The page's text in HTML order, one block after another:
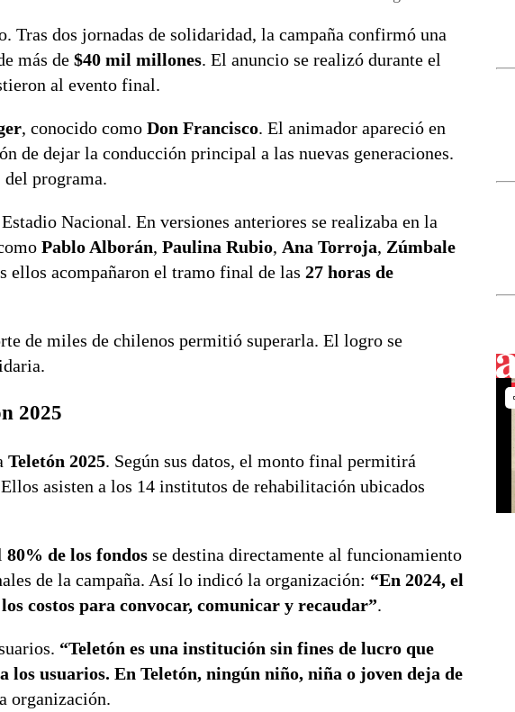
Tras dos jornadas de solidaridad, la campaña confirmó una
más de $40 mil millones. El anuncio se realizó durante el
al evento final.
, conocido como Don Francisco. El animador apareció en
de dejar la conducción principal a las nuevas generaciones.
programa.
Nacional. En versiones anteriores se realizaba en la
Pablo Alborán, Paulina Rubio, Ana Torroja, Zúmbale
ellos acompañaron el tramo final de las 27 horas de
de miles de chilenos permitió superarla. El logro se
2025
Teletón 2025. Según sus datos, el monto final permitirá
asisten a los 14 institutos de rehabilitación ubicados
80% de los fondos se destina directamente al funcionamiento
de la campaña. Así lo indicó la organización: “En 2024, el
costos para convocar, comunicar y recaudar”.
“Teletón es una institución sin fines de lucro que
usuarios. En Teletón, ningún niño, niña o joven deja de
organización.